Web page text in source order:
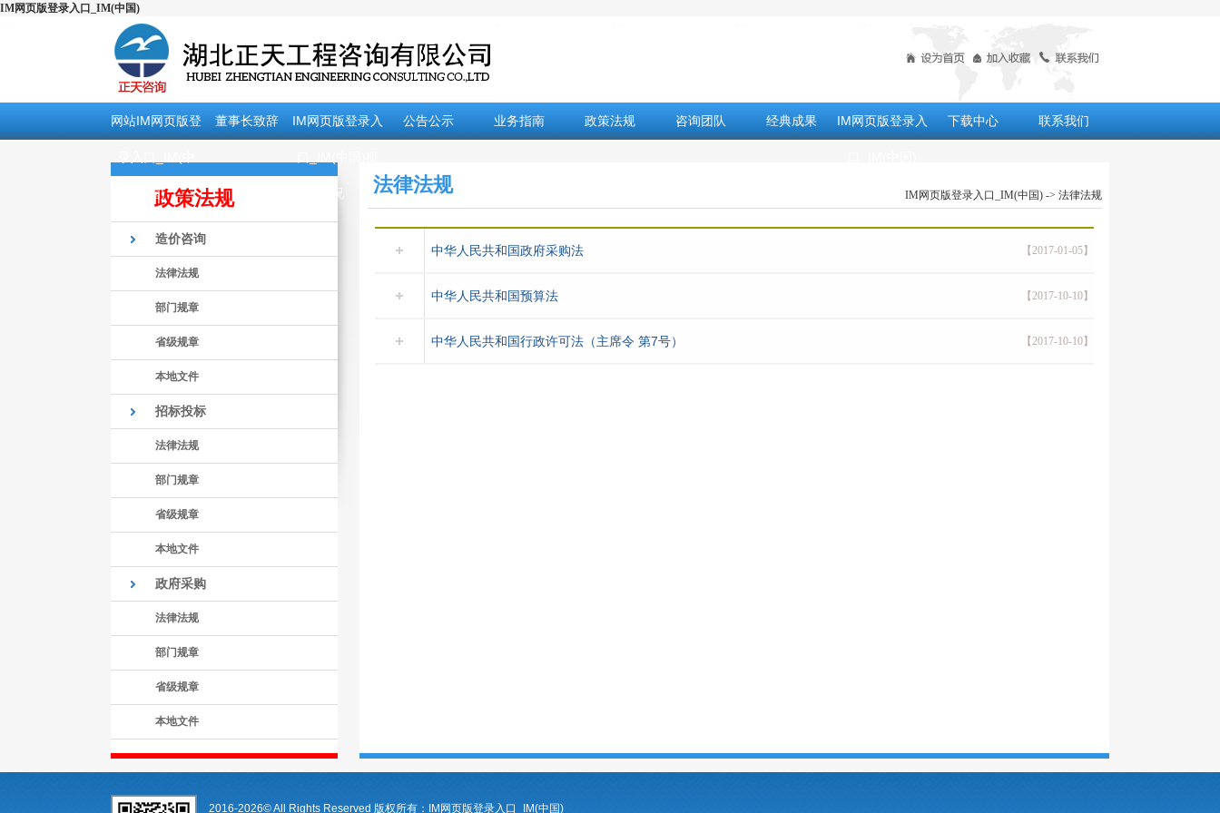
IM网页版登录入口_IM(中国)
网站IM网页版登
国)
董事长致辞 IM网页版登录入
况
公告公示 业务指南 政策法规 咨询团队 经典成果 IM网页版登录入 下载中心 联系我们
政策法规
造价咨询
法律法规
部门规章
省级规章
本地文件
招标投标
法律法规
部门规章
省级规章
本地文件
政府采购
法律法规
部门规章
省级规章
本地文件
法律法规 IM网页版登录入口_IM(中国)-> 法律法规
中华人民共和国政府采购法 【2017-01-05】
中华人民共和国预算法 【2017-10-10】
中华人民共和国行政许可法（主席令 第7号） 【2017-10-10】
2016-2026© All Rights Reserved 版权所有：IM网页版登录入口_IM(中国)